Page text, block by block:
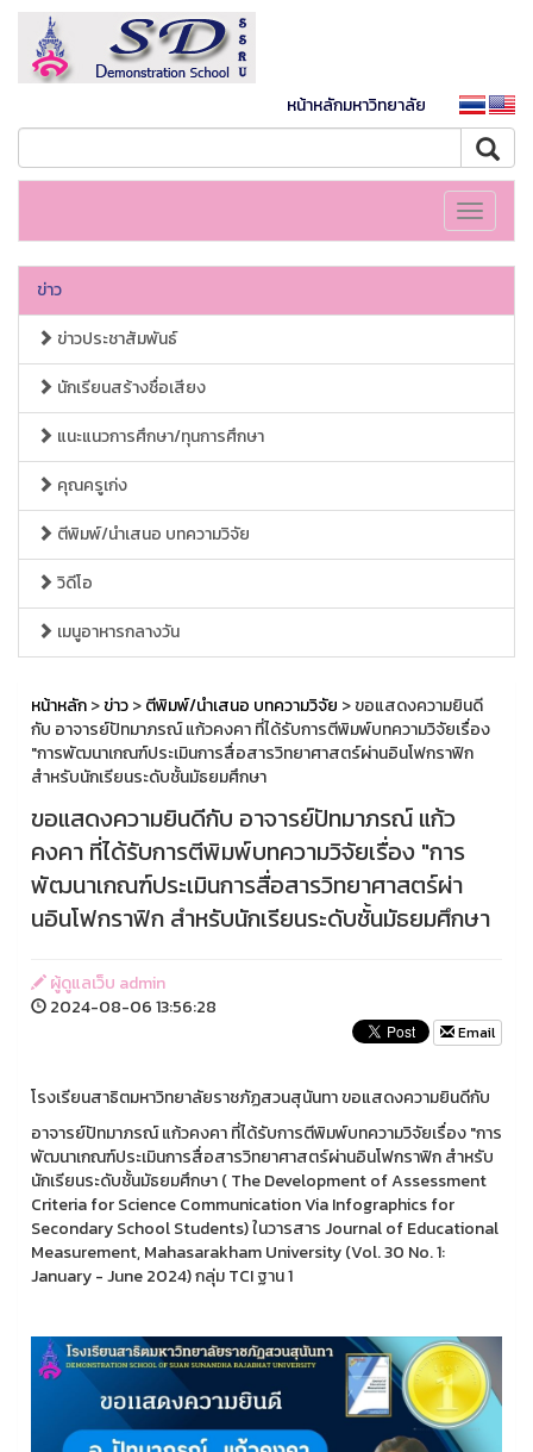
หน้าหลักมหาวิทยาลัย
Toggle
ข่าว
ข่าวประชาสัมพันธ์
นักเรียนสร้างชื่อเสียง
แนะแนวการศึกษา/ทุนการศึกษา
คุณครูเก่ง
ตีพิมพ์/นำเสนอ บทความวิจัย
วิดีโอ
เมนูอาหารกลางวัน
หน้าหลัก>ข่าว>ตีพิมพ์/นำเสนอ บทความวิจัย > ขอแสดงความยินดี
กับ อาจารย์ปัทมาภรณ์ แก้วคงคา ที่ได้รับการตีพิมพ์บทความวิจัยเรื่อง
"การพัฒนาเกณฑ์ประเมินการสื่อสารวิทยาศาสตร์ผ่านอินโฟกราฟิก
สำหรับนักเรียนระดับชั้นมัธยมศึกษา
ขอแสดงความยินดีกับ อาจารย์ปัทมาภรณ์ แก้ว
คงคา ที่ได้รับการตีพิมพ์บทความวิจัยเรื่อง "การ
พัฒนาเกณฑ์ประเมินการสื่อสารวิทยาศาสตร์ผ่า
นอินโฟกราฟิก สำหรับนักเรียนระดับชั้นมัธยมศึกษา
ผู้ดูแลเว็บ admin
2024-08-06 13:56:28
Email
โรงเรียนสาธิตมหาวิทยาลัยราชภัฏสวนสุนันทา ขอแสดงความยินดีกับ
อาจารย์ปัทมาภรณ์ แก้วคงคา ที่ได้รับการตีพิมพ์บทความวิจัยเรื่อง "การ
พัฒนาเกณฑ์ประเมินการสื่อสารวิทยาศาสตร์ผ่านอินโฟกราฟิก สำหรับ
นักเรียนระดับชั้นมัธยมศึกษา ( The Development of Assessment
Criteria for Science Communication Via Infographics for
Secondary School Students) ในวารสาร Journal of Educational
Measurement, Mahasarakham University (Vol. 30 No. 1:
January - June 2024) กลุ่ม TCI ฐาน 1